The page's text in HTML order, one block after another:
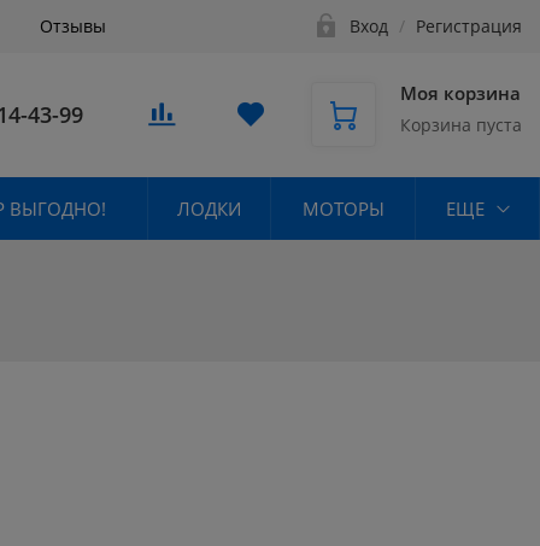
Отзывы Вход / Регистрация
43-99
Моя корзина
Корзина пуста
ВЫГОДНО! ЛОДКИ МОТОРЫ ЕЩЕ